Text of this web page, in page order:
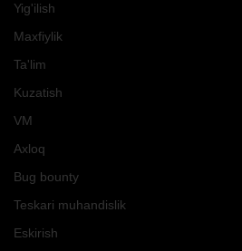
Yig'ilish
Maxfiylik
Ta'lim
Kuzatish
VM
Axloq
Bug bounty
Teskari muhandislik
Eskirish